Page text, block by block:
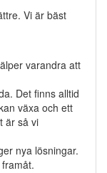
Vi är bäst
varandra att
Det finns alltid
växa och ett
är så vi
nya lösningar.